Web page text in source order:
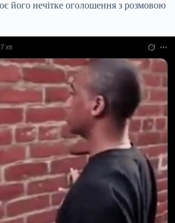
його нечітке оголошення з розмовою